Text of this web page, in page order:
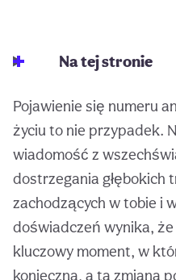
Na tej stronie
Pojawienie się numeru
życiu to nie przypadek.
wiadomość z
dostrzegania głębokich
zachodzących w tobie i
doświadczeń wynika,
kluczowy moment, w
konieczna, a ta zmiana